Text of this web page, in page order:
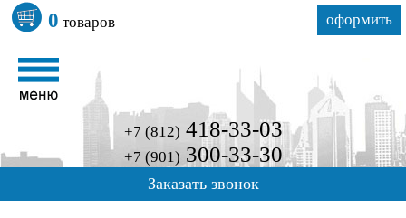
0 товаров оформить
+7 (812) 418-33-03
+7 (901) 300-33-30
Заказать звонок